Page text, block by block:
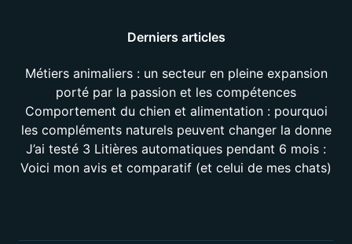
Derniers articles
Métiers animaliers : un secteur en pleine expansion
porté par la passion et les compétences
Comportement du chien et alimentation : pourquoi
les compléments naturels peuvent changer la donne
J’ai testé 3 Litières automatiques pendant 6 mois :
Voici mon avis et comparatif (et celui de mes chats)